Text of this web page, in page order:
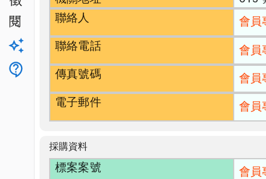
公開閱覽
升級方案
客服
聯絡人
會員
聯絡電話 會員
傳真號碼 會員
電子郵件 會員
採購資料
標案案號 會員